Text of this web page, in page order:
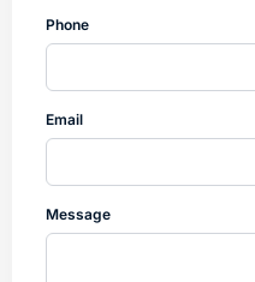
Phone
Email
Message